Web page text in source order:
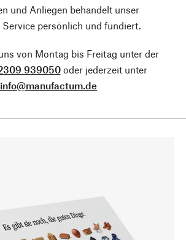
und Anliegen behandelt unser
persönlich und fundiert.
von Montag bis Freitag unter der
939050oder jederzeit unter
info@manufactum.de